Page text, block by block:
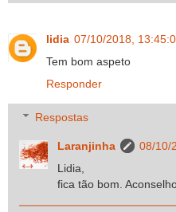
lidia 07/10/2018,
Tem bom aspeto
Responder
Respostas
Laranjinha
08/10/
Lidia,
fica tão bom.